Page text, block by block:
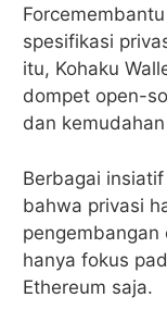
spesifikasi
itu, Kohaku
dompet open-
dan
Berbagai
bahwa privasi
hanya fokus
Ethereum saja.